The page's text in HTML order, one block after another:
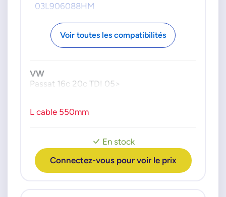
03L906088HM
Voir toutes les compatibilités
En stock
Connectez-vous pour voir le prix
VW
Passat 16c 20c TDI 05>
L cable 550mm